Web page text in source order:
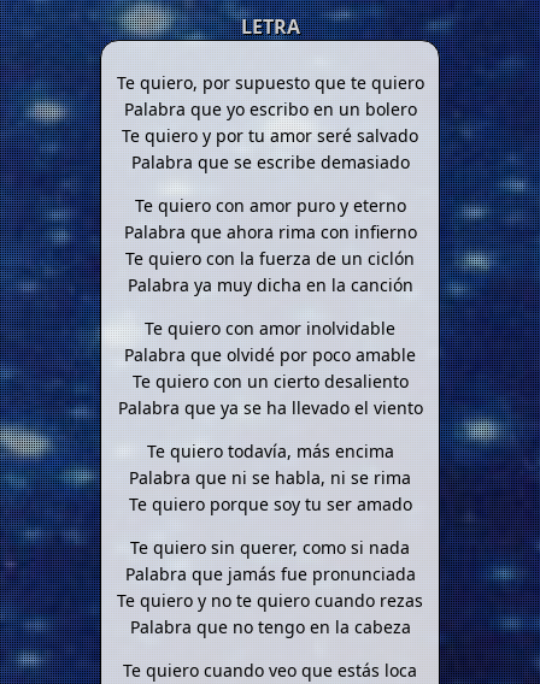
LETRA
Te quiero, por supuesto que te quiero
Palabra que yo escribo en un bolero
Te quiero y por tu amor seré salvado
Palabra que se escribe demasiado
Te quiero con amor puro y eterno
Palabra que ahora rima con infierno
Te quiero con la fuerza de un ciclón
Palabra ya muy dicha en la canción
Te quiero con amor inolvidable
Palabra que olvidé por poco amable
Te quiero con un cierto desaliento
Palabra que ya se ha llevado el viento
Te quiero todavía, más encima
Palabra que ni se habla, ni se rima
Te quiero porque soy tu ser amado
Te quiero sin querer, como si nada
Palabra que jamás fue pronunciada
Te quiero y no te quiero cuando rezas
Palabra que no tengo en la cabeza
Te quiero cuando veo que estás loca